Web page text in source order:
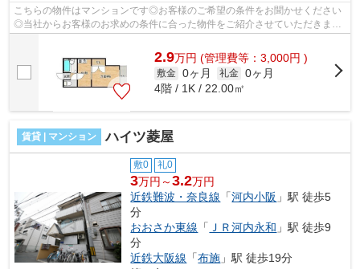
こちらの物件はマンションです◎お客様のご希望の条件をお聞かせください
◎当社からお客様のお求めの条件に合った物件をご紹介させていただきます
(^^)
2.9万円 (管理費等：3,000円 )
敷金 0ヶ月 礼金 0ヶ月
4階 / 1K / 22.00㎡
賃貸 | マンション ハイツ菱屋
敷0 礼0
3万円～3.2万円
近鉄難波・奈良線 「河内小阪 」駅 徒歩5
分
おおさか東線 「 ＪＲ河内永和 」駅 徒歩9
分
近鉄大阪線 「布施 」駅 徒歩19分